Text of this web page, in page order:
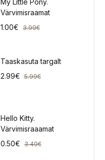
My Little Pony.
Värvimisraamat
1.00€ 3.99€
Taaskasuta targalt
2.99€ 5.99€
Hello Kitty.
Värvimisraaamat
0.50€ 3.49€